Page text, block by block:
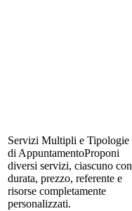
Servizi Multipli e Tipologie
di AppuntamentoProponi
diversi servizi, ciascuno con
durata, prezzo, referente e
risorse completamente
personalizzati.